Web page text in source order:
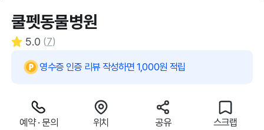
쿨펫동물병원
5.0 (7)
영수증 인증 리뷰 작성하면 1,000원 적립
예약 · 문의 위치 공유 스크랩